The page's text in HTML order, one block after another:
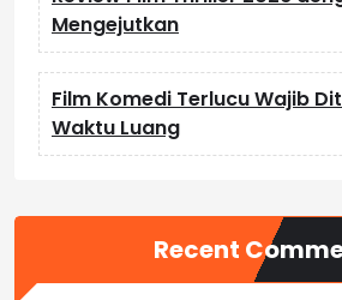
Mengejutkan
Film Komedi Terlucu Wajib
Waktu Luang
Recent